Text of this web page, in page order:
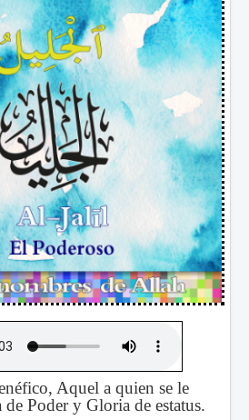
Aquel a quien se le
Poder y Gloria de estatus.